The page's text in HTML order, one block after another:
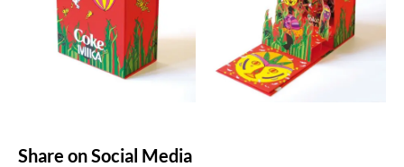
Share on Social Media